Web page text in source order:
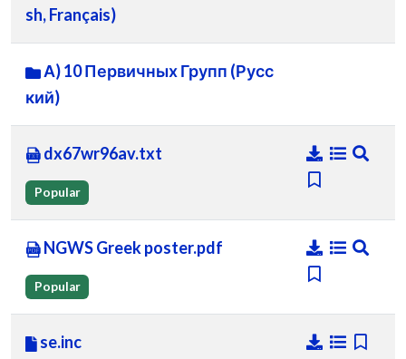
sh, Français)
А) 10 Первичных Групп (Русс
кий)
dx67wr96av.txt
Popular
NGWS Greek poster.pdf
Popular
se.inc